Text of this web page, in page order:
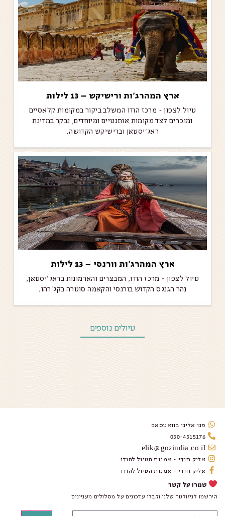
ארץ המהרג’ות ורישיקש – 13 לילות
טיול לצפון - מרכז הודו המשלב ביקור במקומות קלאסיים
ומוכרים לצד מקומות אותנטיים ומיוחדים, נבקר במדינת
ראג'יסטאן וברישיקש הקדושה.
ארץ המהרג’ות וורנסי – 13 לילות
טיול לצפון - מרכז הודו, המבצרים והארמונות בראג'יסטאן,
נהר הגנגס הקדוש בורנסי והקאמה סוטרה בקג'רהו.
טיולים נוספים
פנו אלינו בוואטסאפ
050-4515176
elik@go2india.co.il
אליק חודי - אמנות הטיול להודו
אליק חודי - אמנות הטיול להודו
שמרו על קשר
הירשמו לניזולטר שלנו וקבלו עדכונים על מסלולים מעניינים